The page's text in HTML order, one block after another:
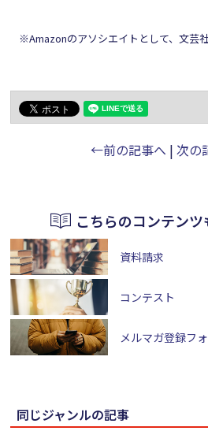
※Amazonのアソシエイトとして、文芸
←前の記事へ | 次の
こちらのコンテン
資料請求
コンテスト
メルマガ登録フ
同じジャンルの記事